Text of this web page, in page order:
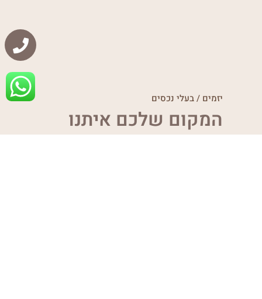
יזמים / בעלי נכסים
המקום שלכם איתנו